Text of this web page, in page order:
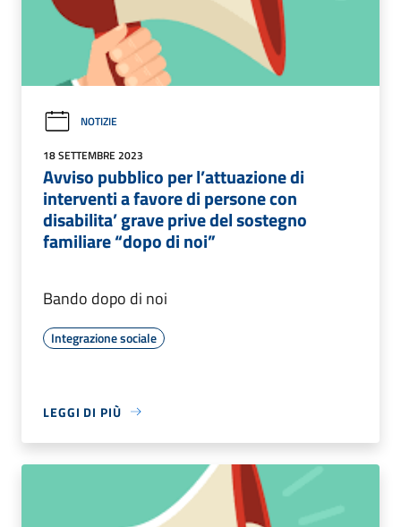
NOTIZIE
18 SETTEMBRE 2023
Avviso pubblico per l’attuazione di
interventi a favore di persone con
disabilita’ grave prive del sostegno
familiare “dopo di noi”
Bando dopo di noi
Integrazione sociale
LEGGI DI PIÙ